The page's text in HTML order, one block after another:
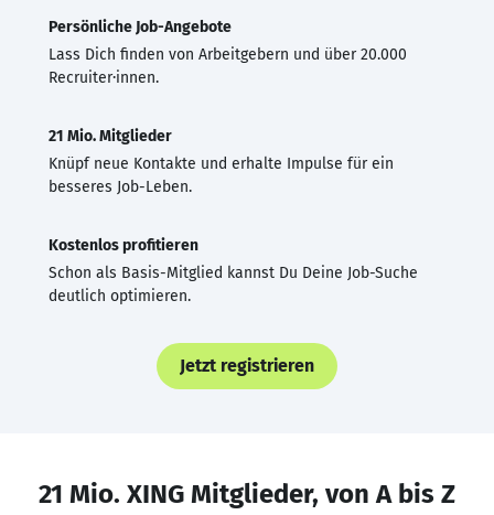
Persönliche Job-Angebote
Lass Dich finden von Arbeitgebern und über 20.000
Recruiter·innen.
21 Mio. Mitglieder
Knüpf neue Kontakte und erhalte Impulse für ein
besseres Job-Leben.
Kostenlos profitieren
Schon als Basis-Mitglied kannst Du Deine Job-Suche
deutlich optimieren.
Jetzt registrieren
21 Mio. XING Mitglieder, von A bis Z